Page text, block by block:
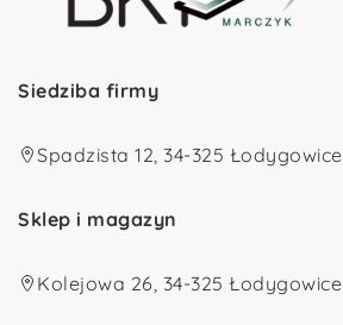
Siedziba firmy
Spadzista 12, 34-325 Łodygowice
Sklep i magazyn
Kolejowa 26, 34-325 Łodygowice